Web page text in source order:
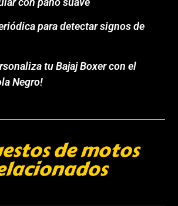
para detectar signos de
tu Bajaj Boxer con el
Negro!
de motos